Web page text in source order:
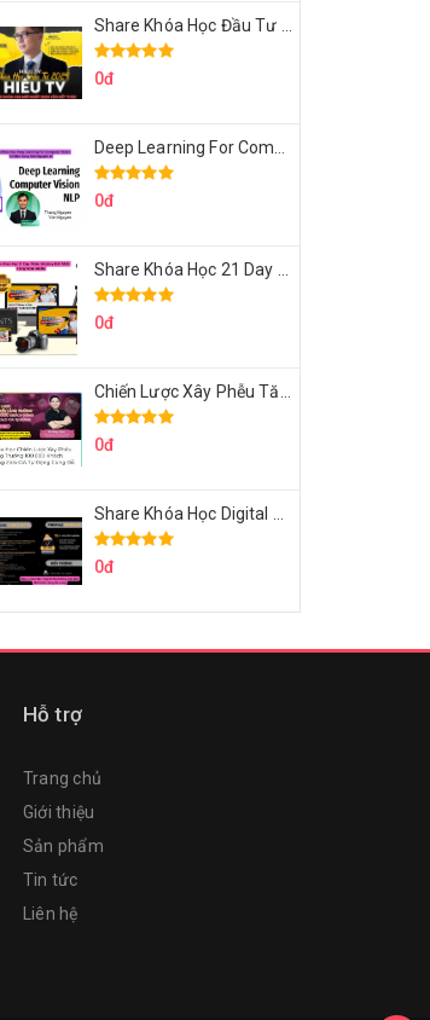
0đ
0đ
0đ
0đ
0đ
Hỗ trợ
Trang chủ
Giới thiệu
Sản phẩm
Tin tức
Liên hệ